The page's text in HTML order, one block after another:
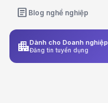
article Blog nghề nghiệp
apartmentDành cho Doanh nghiệp
Đăng tin tuyển dụng